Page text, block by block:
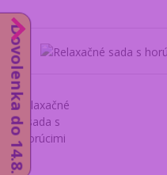
Dovolenka do 14.8.